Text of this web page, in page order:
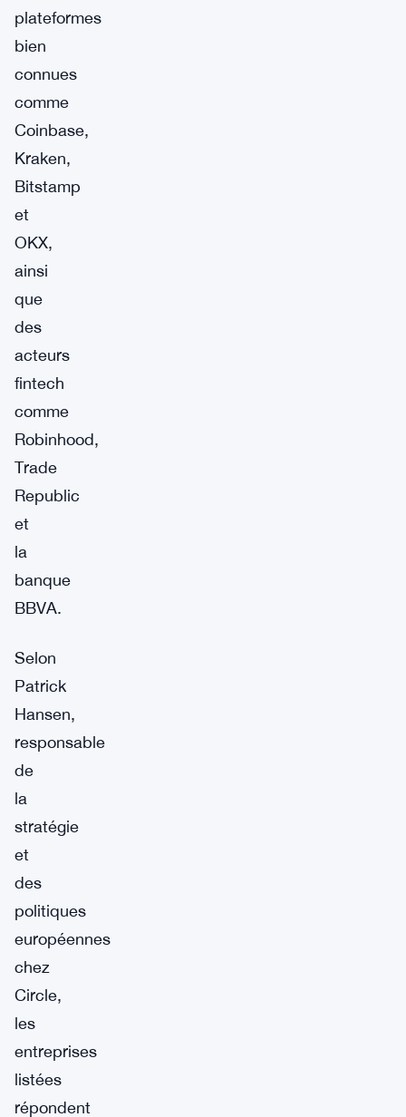
plateformes
bien
connues
comme
Coinbase,
Kraken,
Bitstamp
et
OKX,
ainsi
que
des
acteurs
fintech
comme
Robinhood,
Trade
Republic
et
la
banque
BBVA.
Selon
Patrick
Hansen,
responsable
de
la
stratégie
et
des
politiques
européennes
chez
Circle,
les
entreprises
listées
répondent